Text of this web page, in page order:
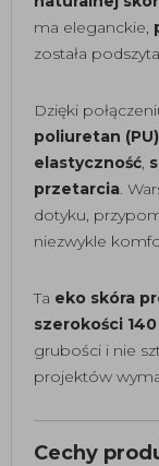
ma eleganckie,
została
Dzięki
poliuretan (PU)
elastyczność,
przetarcia.
dotyku,
niezwykle
Ta eko skóra
szerokości
grubości i nie
projektów
Cechy